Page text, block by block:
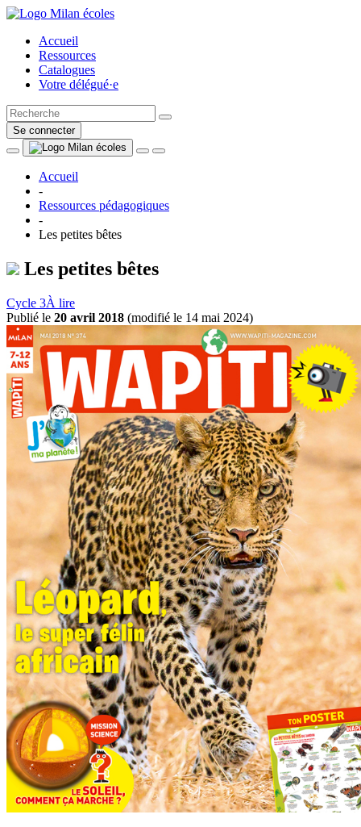
Accueil
Ressources
Catalogues
Votre délégué·e
Se connecter
Accueil
-
Ressources pédagogiques
-
Les petites bêtes
Les petites bêtes
Cycle 3À lire
Publié le 20 avril 2018 (modifié le 14 mai 2024)